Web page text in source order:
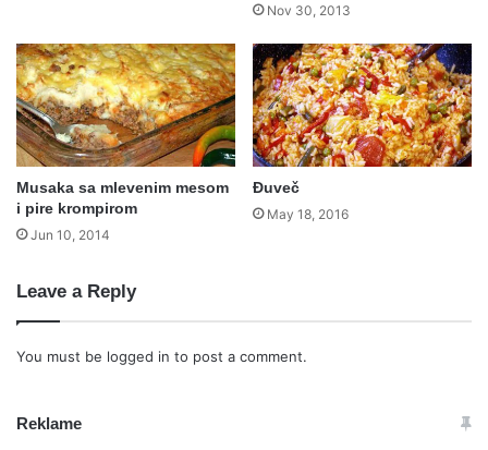
Nov 30, 2013
Musaka sa mlevenim mesom
i pire krompirom
Jun 10, 2014
Đuveč
May 18, 2016
Leave a Reply
You must be logged in to post a comment.
Reklame